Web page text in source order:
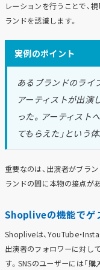
レーションを行うことで、
ランドを認識します。
実例のポイント
あるブランドのライ
アーティストが出演
った。アーティスト
てもらえた」という
重要なのは、出演者がブラ
ランドの間に本物の接点が
Shopliveの機能でゲ
Shopliveは、YouTube・
出演者のフォロワーに対し
す。SNSのユーザーには「購